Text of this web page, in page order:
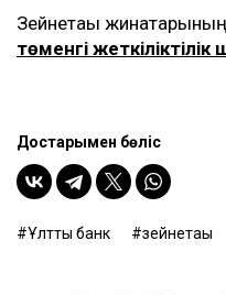
Зейнетақы
төменгі жеткіліктілік
Достарыңмен бөліс
Ұлттық банк зейнетақы